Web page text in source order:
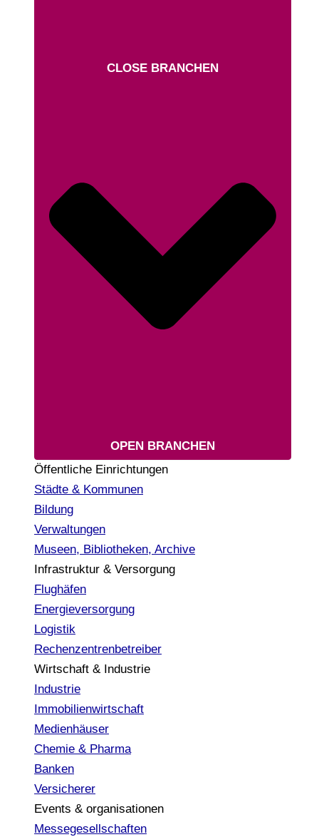
CLOSE BRANCHEN
OPEN BRANCHEN
Öffentliche Einrichtungen
Städte & Kommunen
Bildung
Verwaltungen
Museen, Bibliotheken, Archive
Infrastruktur & Versorgung
Flughäfen
Energieversorgung
Logistik
Rechenzentrenbetreiber
Wirtschaft & Industrie
Industrie
Immobilienwirtschaft
Medienhäuser
Chemie & Pharma
Banken
Versicherer
Events & organisationen
Messegesellschaften